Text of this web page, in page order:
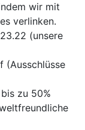
wir mit
verlinken.
(unsere
(Ausschlüsse
zu 50%